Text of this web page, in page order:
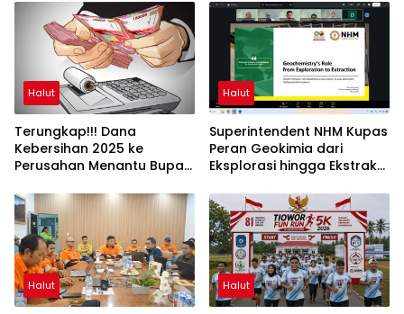
Halut
Terungkap!!! Dana
Kebersihan 2025 ke
Perusahan Menantu Bupati
Halut
Superintendent NHM Kupas
Peran Geokimia dari
Eksplorasi hingga Ekstraksi
UNG
Halut Halut